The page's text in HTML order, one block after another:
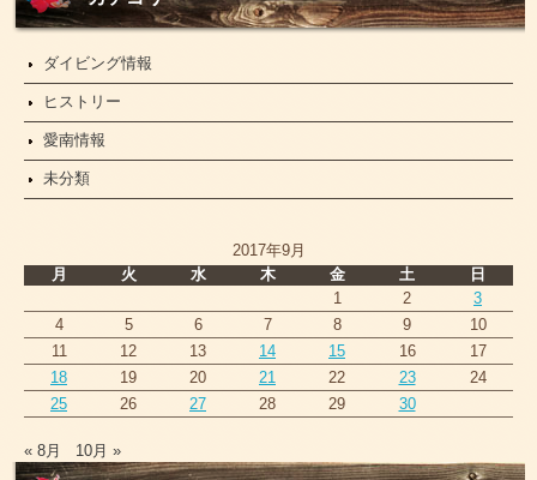
ダイビング情報
ヒストリー
愛南情報
未分類
2017年9月
月
火 水 木 金 土
日
1
2
3
4
5 6 7 8 9
10
11
12 13 14 15 16
17
18
19 20 21 22 23
24
25
26 27 28 29 30
« 8月 10月 »